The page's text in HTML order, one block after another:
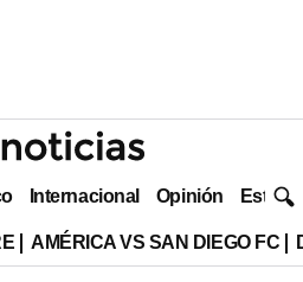
Internacional Opinión Estilo
AMÉRICA VS SAN DIEGO FC